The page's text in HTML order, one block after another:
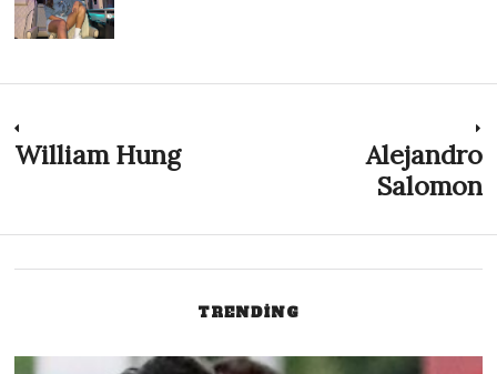
Post
Previous
William Hung
Alejandro
Salomon
TRENDING